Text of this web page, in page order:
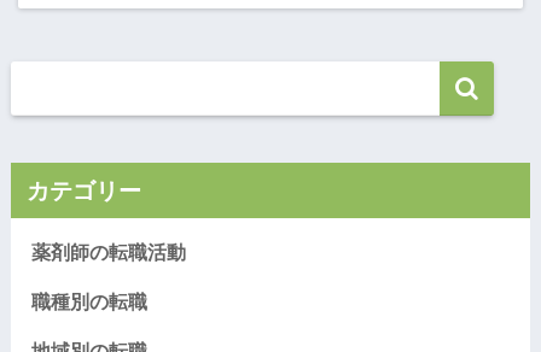
カテゴリー
薬剤師の転職活動
職種別の転職